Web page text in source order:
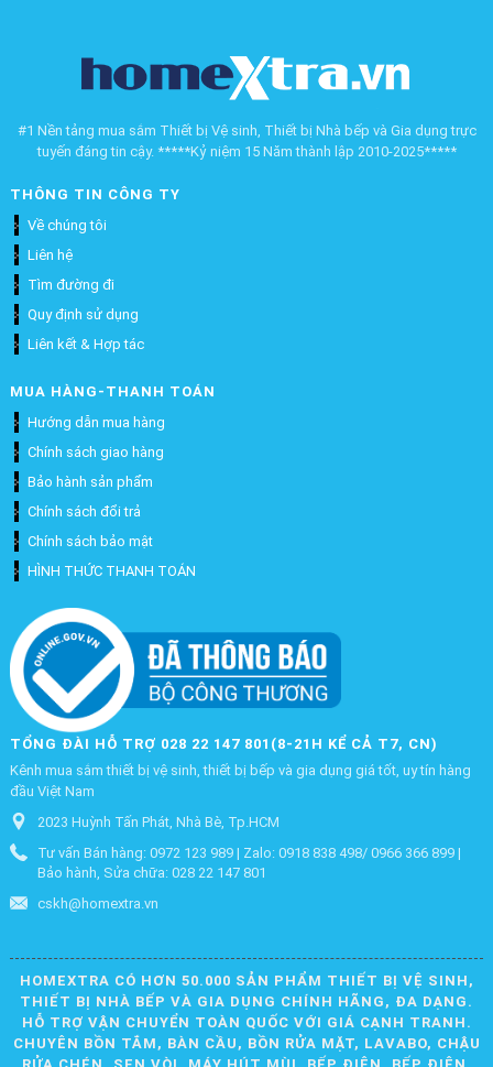
#1 Nền tảng mua sắm Thiết bị Vệ sinh, Thiết bị Nhà bếp và Gia dụng trực
tuyến đáng tin cậy. *****Kỷ niệm 15 Năm thành lập 2010-2025*****
THÔNG TIN CÔNG TY
Về chúng tôi
Liên hệ
Tìm đường đi
Quy định sử dụng
Liên kết & Hợp tác
MUA HÀNG-THANH TOÁN
Hướng dẫn mua hàng
Chính sách giao hàng
Bảo hành sản phẩm
Chính sách đổi trả
Chính sách bảo mật
HÌNH THỨC THANH TOÁN
TỔNG ĐÀI HỖ TRỢ 028 22 147 801(8-21H KỂ CẢ T7, CN)
Kênh mua sắm thiết bị vệ sinh, thiết bị bếp và gia dụng giá tốt, uy tín hàng
đầu Việt Nam
2023 Huỳnh Tấn Phát, Nhà Bè, Tp.HCM
Tư vấn Bán hàng: 0972 123 989 | Zalo: 0918 838 498/ 0966 366 899 |
Bảo hành, Sửa chữa: 028 22 147 801
cskh@homextra.vn
HOMEXTRA CÓ HƠN 50.000 SẢN PHẨM THIẾT BỊ VỆ SINH,
THIẾT BỊ NHÀ BẾP VÀ GIA DỤNG CHÍNH HÃNG, ĐA DẠNG.
HỖ TRỢ VẬN CHUYỂN TOÀN QUỐC VỚI GIÁ CẠNH TRANH.
CHUYÊN BỒN TẮM, BÀN CẦU, BỒN RỬA MẶT, LAVABO, CHẬU